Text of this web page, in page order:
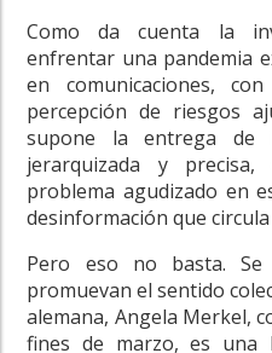
Como da cuenta la
enfrentar una pandemia
en comunicaciones,
percepción de riesgos
supone la entrega de
jerarquizada y
problema agudizado en
desinformación que
Pero eso no basta.
promuevan el sentido
alemana, Angela Merkel,
fines de marzo, es una